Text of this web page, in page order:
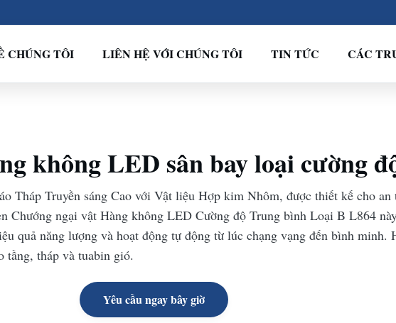
CHÚNG TÔI LIÊN HỆ VỚI CHÚNG TÔI TIN TỨC CÁC
không LED sân bay loại cường
Tháp Truyền sáng Cao với Vật liệu Hợp kim Nhôm, được thiết kế cho an
Chướng ngại vật Hàng không LED Cường độ Trung bình Loại B L864
quả năng lượng và hoạt động tự động từ lúc chạng vạng đến bình minh.
tầng, tháp và tuabin gió.
Yêu cầu ngay bây giờ